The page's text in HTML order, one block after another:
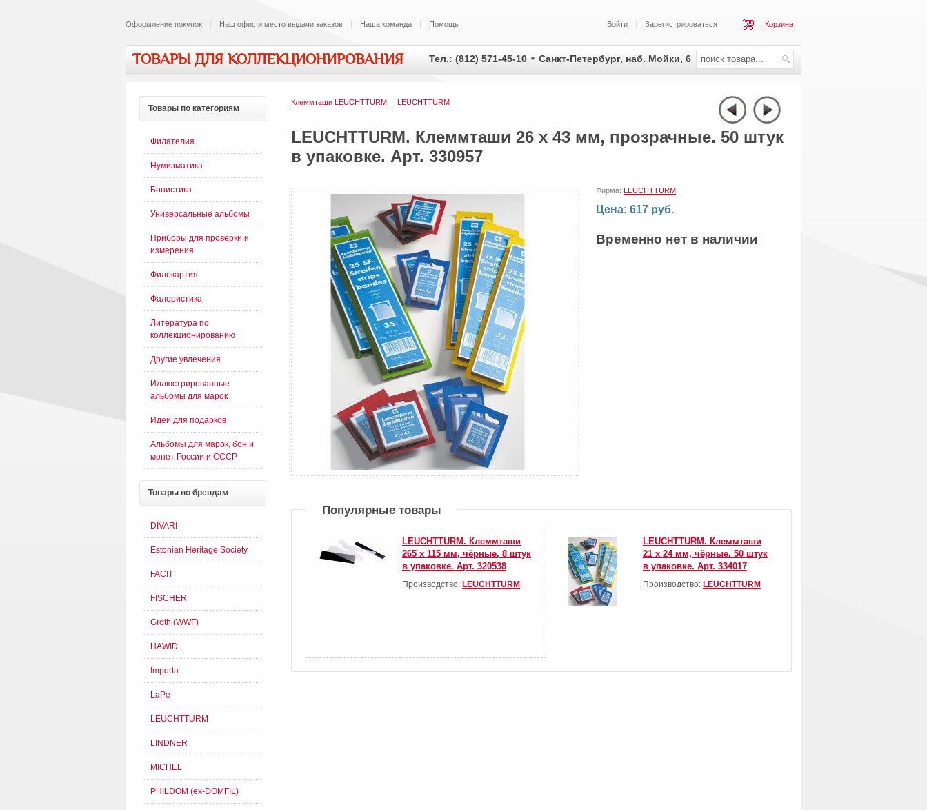
Оформление покупок Наш офис и место выдачи заказов Наша команда Помощь Корзина
Зарегистрироваться
Войти
ТОВАРЫ ДЛЯ КОЛЛЕКЦИОНИРОВАНИЯ Тел.: (812) 571-45-10 Санкт-Петербург, наб. Мойки, 6
Клеммташи LEUCHTTURM | LEUCHTTURM
LEUCHTTURM. Клеммташи 26 х 43 мм, прозрачные. 50 штук
в упаковке. Арт. 330957
Фирма: LEUCHTTURM
Цена: 617 руб.
Временно нет в наличии
Популярные товары
LEUCHTTURM. Клеммташи
265 х 115 мм, чёрные, 8 штук
в упаковке. Арт. 320538
Производство: LEUCHTTURM
LEUCHTTURM. Клеммташи
21 х 24 мм, чёрные. 50 штук
в упаковке. Арт. 334017
Производство: LEUCHTTURM
Товары по категориям
Филателия
Нумизматика
Бонистика
Универсальные альбомы
Приборы для проверки и
измерения
Филокартия
Фалеристика
Литература по
коллекционированию
Другие увлечения
Иллюстрированные
альбомы для марок
Идеи для подарков
Альбомы для марок, бон и
монет России и СССР
Товары по брендам
DIVARI
Estonian Heritage Society
FACIT
FISCHER
Groth (WWF)
HAWID
Importa
LaPe
LEUCHTTURM
LINDNER
MICHEL
PHILDOM (ex-DOMFIL)